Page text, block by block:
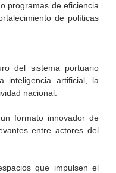
programas de eficiencia
de políticas
del sistema portuario
inteligencia artificial, la
nacional.
formato innovador de
entre actores del
que impulsen el